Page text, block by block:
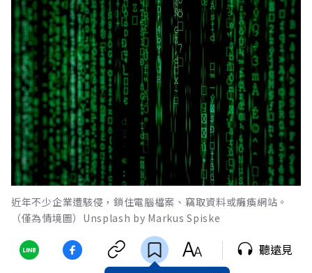
近年不少企業遭駭侵，鎖住電腦檔案、竊取資料或癱瘓網站。
（僅為情境圖）Unsplash by Markus Spiske
聽遠見